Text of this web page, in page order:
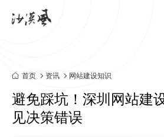
首页 资讯 网站建设知识
避免踩坑！深圳网站建
见决策错误​